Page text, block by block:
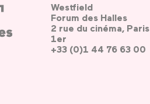
Westfield
Forum des Halles
2 rue du cinéma, Paris
1er
+33 (0)1 44 76 63 00